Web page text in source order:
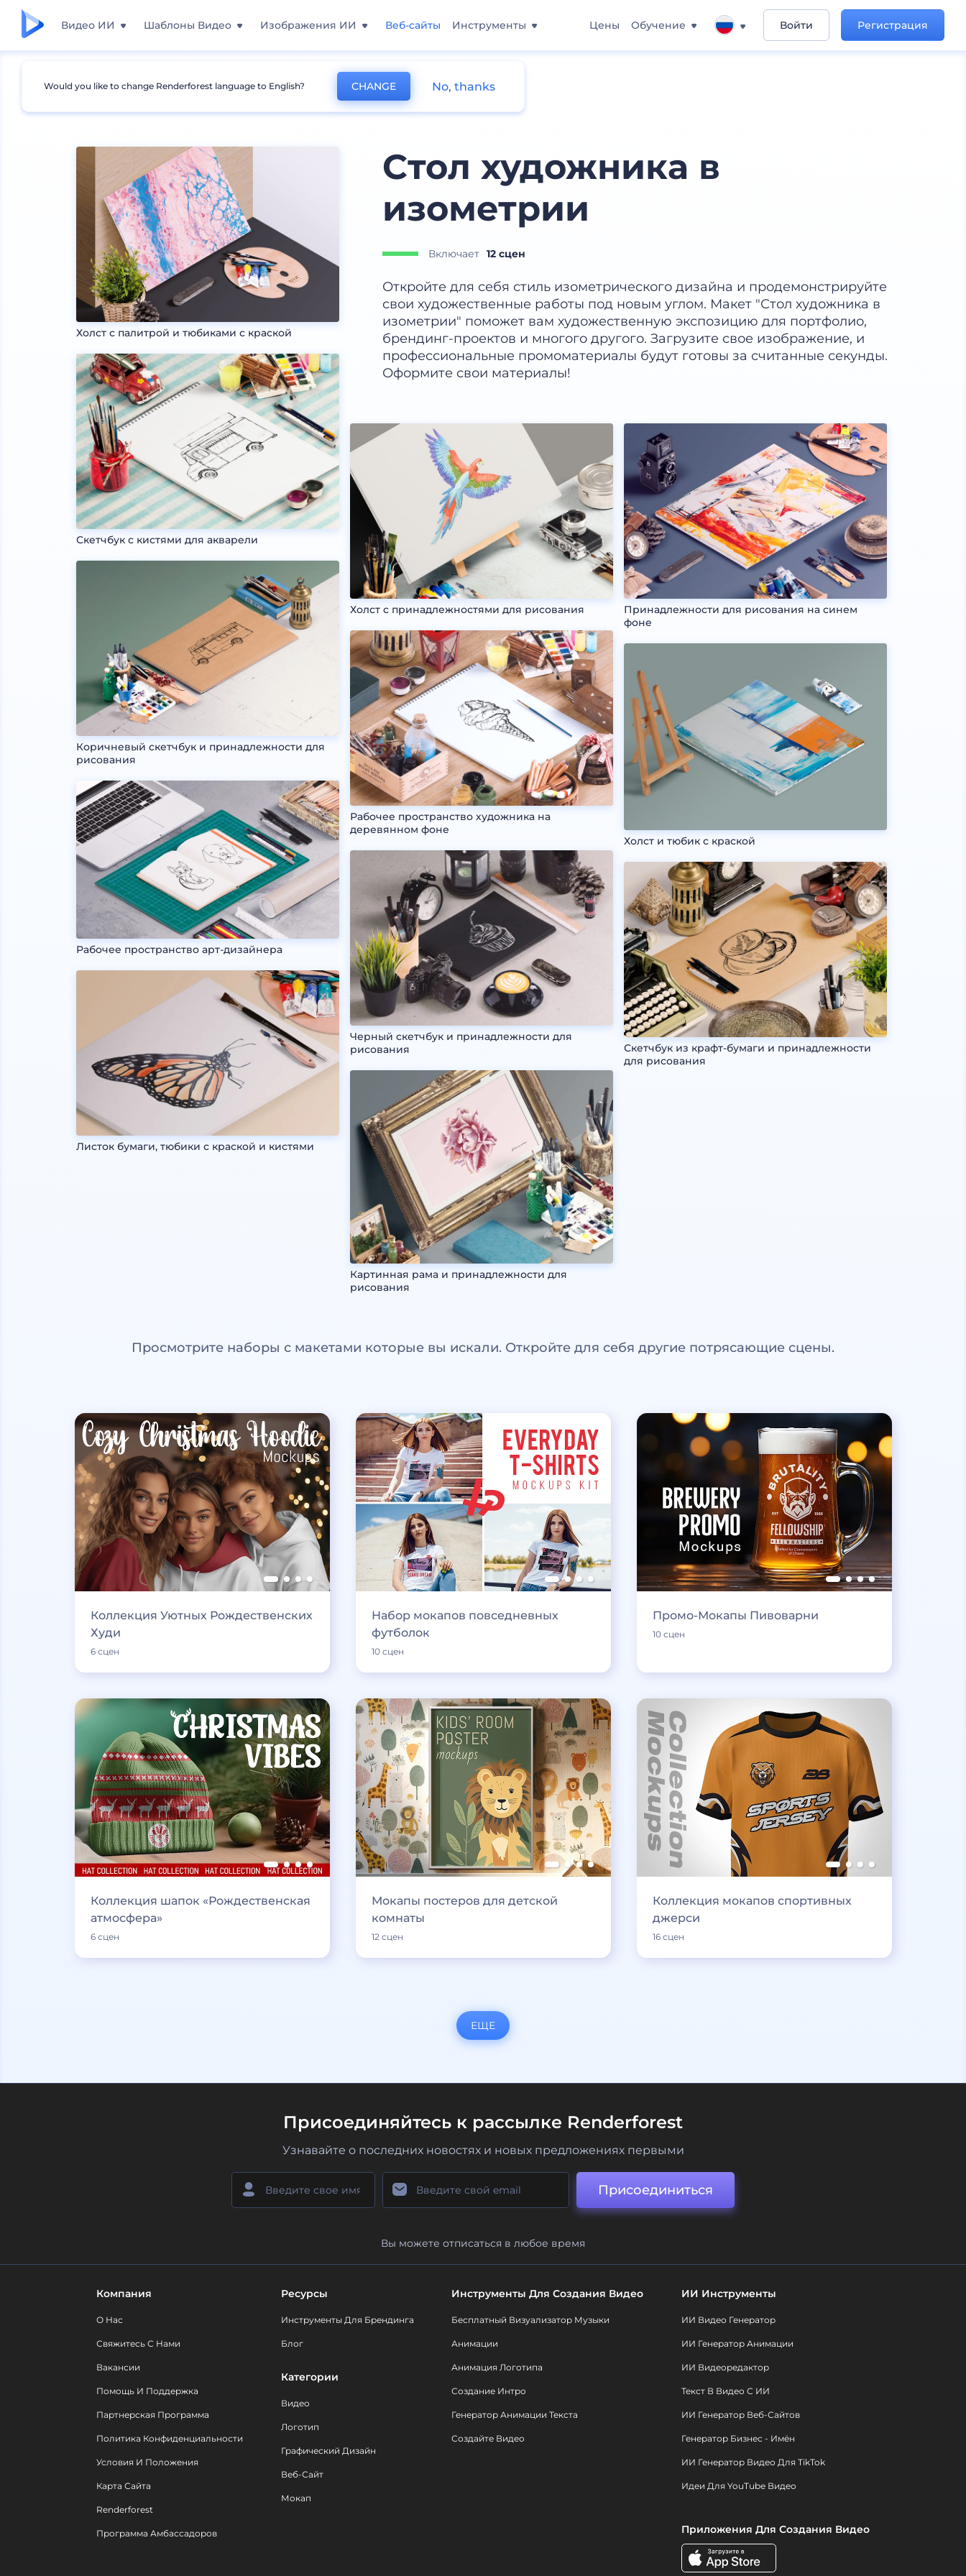
Видео ИИ Шаблоны Видео Изображения ИИ Веб-сайты Инструменты Цены Обучение Войти Регистрация
Мокапы Брендинг Мокапы канцелярии
Холст с палитрой и тюбиками с краской
Скетчбук с кистями для акварели
Коричневый скетчбук и принадлежности для
рисования
Рабочее пространство арт-дизайнера
Листок бумаги, тюбики с краской и кистями
Cтол художника в
изометрии
Включает 12 сцен
Откройте для себя стиль изометрического дизайна и продемонстрируйте
свои художественные работы под новым углом. Макет "Стол художника в
изометрии" поможет вам художественную экспозицию для портфолио,
брендинг-проектов и многого другого. Загрузите свое изображение, и
профессиональные промоматериалы будут готовы за считанные секунды.
Оформите свои материалы!
Холст с принадлежностями для рисования
Рабочее пространство художника на
деревянном фоне
Черный скетчбук и принадлежности для
рисования
Картинная рама и принадлежности для
рисования
Принадлежности для рисования на синем
фоне
Холст и тюбик с краской
Скетчбук из крафт-бумаги и принадлежности
для рисования
Просмотрите наборы с макетами которые вы искали. Откройте для себя другие потрясающие сцены.
Коллекция Уютных Рождественских
Худи
6 сцен
Набор мокапов повседневных
футболок
10 сцен
Промо-Мокапы Пивоварни
10 сцен
Коллекция шапок «Рождественская
атмосфера»
6 сцен
Мокапы постеров для детской
комнаты
12 сцен
Коллекция мокапов спортивных
джерси
16 сцен
ЕЩЕ
Присоединяйтесь к рассылке Renderforest
Узнавайте о последних новостях и новых предложениях первыми
Присоединиться
Вы можете отписаться в любое время
Компания
О Нас
Свяжитесь С Нами
Вакансии
Помощь И Поддержка
Партнерская Программа
Политика Конфиденциальности
Условия И Положения
Карта Сайта
Renderforest
Программа Амбассадоров
Ресурсы
Инструменты Для Брендинга
Блог
Категории
Видео
Логотип
Графический Дизайн
Веб-Сайт
Мокап
Инструменты Для Создания Видео
Бесплатный Визуализатор Музыки
Анимации
Анимация Логотипа
Создание Интро
Генератор Анимации Текста
Создайте Видео
ИИ Инструменты
ИИ Видео Генератор
ИИ Генератор Анимации
ИИ Видеоредактор
Текст В Видео С ИИ
ИИ Генератор Веб-Сайтов
Генератор Бизнес - Имён
ИИ Генератор Видео Для TikTok
Идеи Для YouTube Видео
Приложения Для Создания Видео
Would you like to change Renderforest language to English? CHANGE No, thanks